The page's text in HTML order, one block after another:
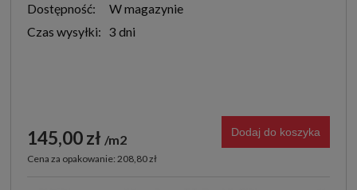
Dostępność:
W magazynie
Czas wysyłki: 3 dni
145,00 zł m2
Cena za opakowanie: 208,80 zł
Dodaj do koszyka